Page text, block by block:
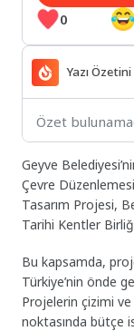
0
Yazı
Özet
Geyve
Çevre
Tasarım Projesi,
Tarihi Kentler
Bu kapsamda,
Türkiye’nin önde
Projelerin çizimi ve
noktasında bütçe